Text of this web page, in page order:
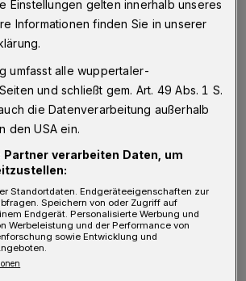
Leiterin des DRK Kinder- und
einer Besucherin des Festes.
unter anderem
Christina Roddewig-
stellvertretende Cronenberger
Regina Orth. Als
eine Feuershow, die sich die
hatten, gefolgt von einem
Einstellungen gelten innerhalb unseres
Informationen finden Sie in unserer
umfasst alle wuppertaler-
und schließt gem. Art. 49 Abs. 1 S.
die Datenverarbeitung außerhalb
den USA ein.
Partner verarbeiten Daten, um
Standortdaten. Endgeräteeigenschaften zur
Speichern von oder Zugriff auf
Endgerät. Personalisierte Werbung und
Werbeleistung und der Performance von
sowie Entwicklung und